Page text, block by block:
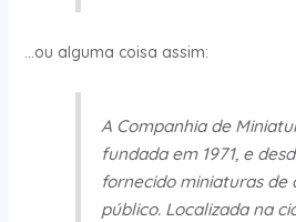
…ou alguma coisa assim:
A Companhia de
fundada em 1971, e
fornecido miniaturas de
público. Localizada na